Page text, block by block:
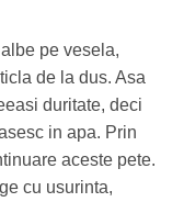
pe vesela,
de la dus. Asa
duritate, deci
in apa. Prin
aceste pete.
cu usurinta,